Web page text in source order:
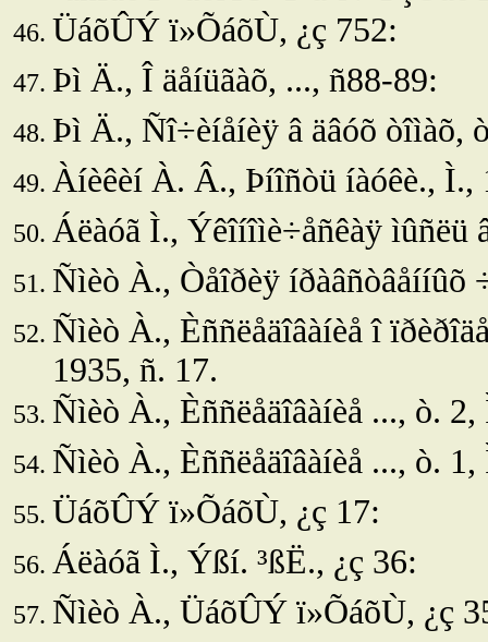
ÜáõÛÝ ï»ÕáõÙ, ¿ç 752:
Þì Ä., Î äåíüãàõ, ..., ñ88-89:
Þì Ä., Ñî÷èíåíèÿ â äâóõ òîìàõ,
Àíèêèí À. Â., Þíîñòü íàóêè., Ì.,
Áëàóã Ì., Ýêîíîìè÷åñêàÿ ìûñëü
Ñìèò À., Òåîðèÿ íðàâñòâåííûõ
Ñìèò À., Èññëåäîâàíèå î
1935, ñ. 17.
Ñìèò À., Èññëåäîâàíèå ..., ò.
Ñìèò À., Èññëåäîâàíèå ..., ò.
ÜáõÛÝ ï»ÕáõÙ, ¿ç 17:
Áëàóã Ì., Ýßí. ³ßË., ¿ç 36:
Ñìèò À., ÜáõÛÝ ï»ÕáõÙ, ¿ç